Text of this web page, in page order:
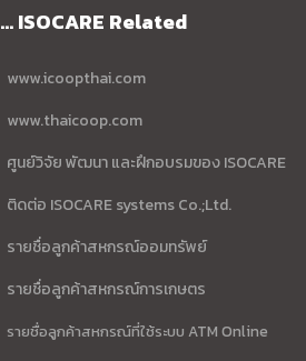
... ISOCARE Related
www.icoopthai.com
www.thaicoop.com
ศูนย์วิจัย พัฒนา และฝึกอบรมของ ISOCARE
ติดต่อ ISOCARE systems Co.;Ltd.
รายชื่อลูกค้าสหกรณ์ออมทรัพย์
รายชื่อลูกค้าสหกรณ์การเกษตร
รายชื่อลูกค้าสหกรณ์ที่ใช้ระบบ ATM Online